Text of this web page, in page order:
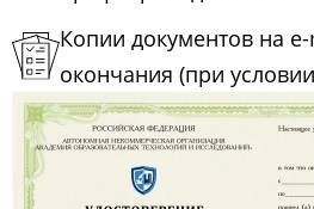
Копии документов на
окончания (при